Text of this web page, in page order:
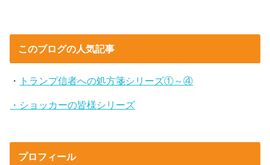
このブログの人気記事
・ トランプ信者への処方箋シリーズ①～④
・ショッカーの皆様シリーズ
プロフィール